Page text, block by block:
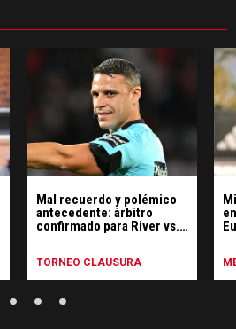
Mal recuerdo y polémico
antecedente: árbitro
confirmado para River vs.
TORNEO CLAUSURA